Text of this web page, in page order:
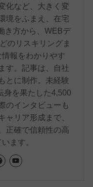
化など、大きく変
境をふまえ、在宅
き方から、WEBデ
のリスキリングま
報をわかりやす
す。記事は、自社
とに制作。未経験
身を果たした4,500
のインタビューも
ャリア形成まで、
正確で信頼性の高
ます。